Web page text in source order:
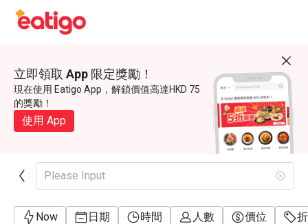
立即領取 App 限定獎勵！
現在使用 Eatigo App，解鎖價值高達HKD 75
的獎勵！
使用 App
Please Input
Now 日期 時間 人數 價位